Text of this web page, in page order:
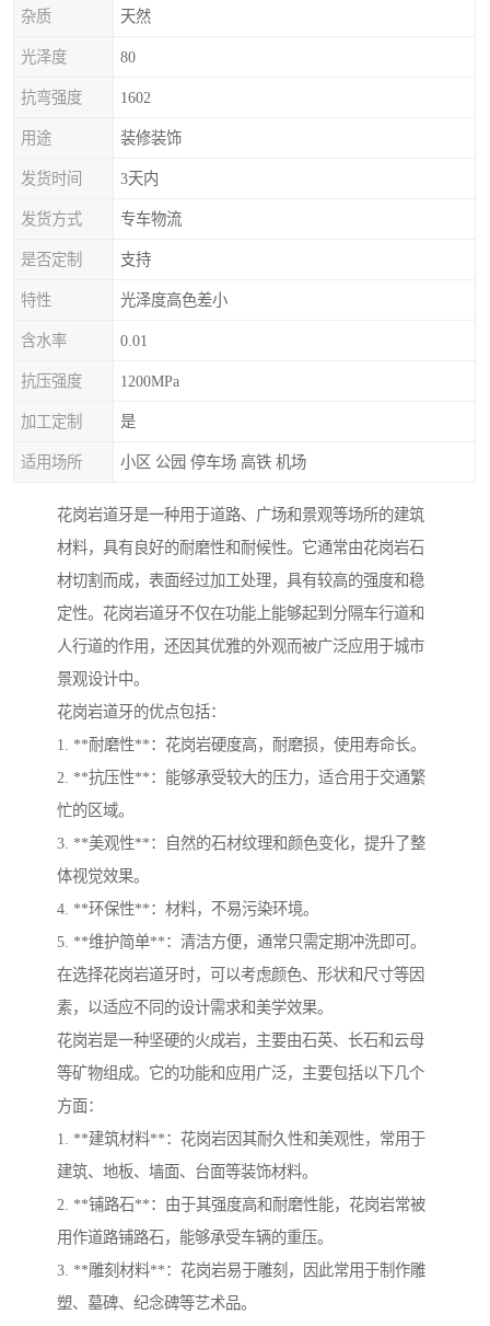
杂质 天然
光泽度 80
抗弯强度 1602
用途 装修装饰
发货时间 3天内
发货方式 专车物流
是否定制 支持
特性 光泽度高色差小
含水率 0.01
抗压强度 1200MPa
加工定制 是
适用场所 小区 公园 停车场 高铁 机场
花岗岩道牙是一种用于道路、广场和景观等场所的建筑
材料，具有良好的耐磨性和耐候性。它通常由花岗岩石
材切割而成，表面经过加工处理，具有较高的强度和稳
定性。花岗岩道牙不仅在功能上能够起到分隔车行道和
人行道的作用，还因其优雅的外观而被广泛应用于城市
景观设计中。
花岗岩道牙的优点包括：
1. **耐磨性**：花岗岩硬度高，耐磨损，使用寿命长。
2. **抗压性**：能够承受较大的压力，适合用于交通繁
忙的区域。
3. **美观性**：自然的石材纹理和颜色变化，提升了整
体视觉效果。
4. **环保性**：材料，不易污染环境。
5. **维护简单**：清洁方便，通常只需定期冲洗即可。
在选择花岗岩道牙时，可以考虑颜色、形状和尺寸等因
素，以适应不同的设计需求和美学效果。
花岗岩是一种坚硬的火成岩，主要由石英、长石和云母
等矿物组成。它的功能和应用广泛，主要包括以下几个
方面：
1. **建筑材料**：花岗岩因其耐久性和美观性，常用于
建筑、地板、墙面、台面等装饰材料。
2. **铺路石**：由于其强度高和耐磨性能，花岗岩常被
用作道路铺路石，能够承受车辆的重压。
3. **雕刻材料**：花岗岩易于雕刻，因此常用于制作雕
塑、墓碑、纪念碑等艺术品。